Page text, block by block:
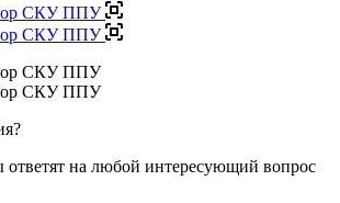
на любой интересующий вопрос